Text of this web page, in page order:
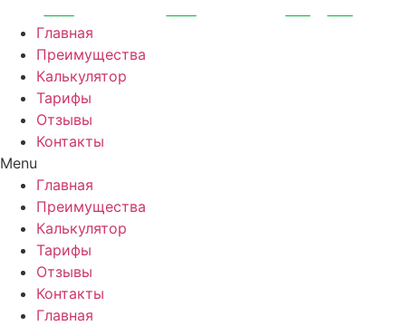
Перейти
содержимому
Главная
Преимущества
Калькулятор
Тарифы
Отзывы
Контакты
Menu
Главная
Преимущества
Калькулятор
Тарифы
Отзывы
Контакты
Главная